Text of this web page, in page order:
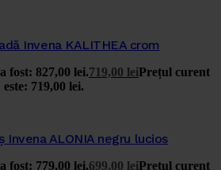
Invena KALITHEA crom
fost: 827,00 lei.719,00 leiPrețul curent
este: 719,00 lei.
Invena ALONIA negru lucios
fost: 779,00 lei.699,00 leiPrețul curent